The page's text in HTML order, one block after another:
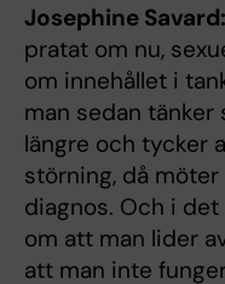
Josephine Savard:
pratat om nu,
om innehållet i
man sedan
längre och tycker
störning, då
diagnos. Och i
om att man lider
att man inte